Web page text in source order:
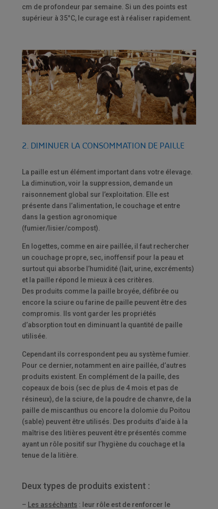
cm de profondeur par semaine. Si un des points est
supérieur à 35°C, le curage est à réaliser rapidement.
2. DIMINUER LA CONSOMMATION DE PAILLE
La paille est un élément important dans votre élevage.
La diminution, voir la suppression, demande un
raisonnement global sur l’exploitation. Elle est
présente dans l’alimentation, le couchage et entre
dans la gestion agronomique
(fumier/lisier/compost).
En logettes, comme en aire paillée, il faut rechercher
un couchage propre, sec, inoffensif pour la peau et
surtout qui absorbe l’humidité (lait, urine, excréments)
et la paille répond le mieux à ces critères.
Des produits comme la paille broyée, défibrée ou
encore la sciure ou farine de paille peuvent être des
compromis. Ils vont garder les propriétés
d’absorption tout en diminuant la quantité de paille
utilisée.
Cependant ils correspondent peu au système fumier.
Pour ce dernier, notamment en aire paillée, d’autres
produits existent. En complément de la paille, des
copeaux de bois (sec de plus de 4 mois et pas de
résineux), de la sciure, de la poudre de chanvre, de la
paille de miscanthus ou encore la dolomie du Poitou
(sable) peuvent être utilisés. Des produits d’aide à la
maîtrise des litières peuvent être présentés comme
ayant un rôle positif sur l’hygiène du couchage et la
tenue de la litière.
Deux types de produits existent :
– Les asséchants : leur rôle est de renforcer le